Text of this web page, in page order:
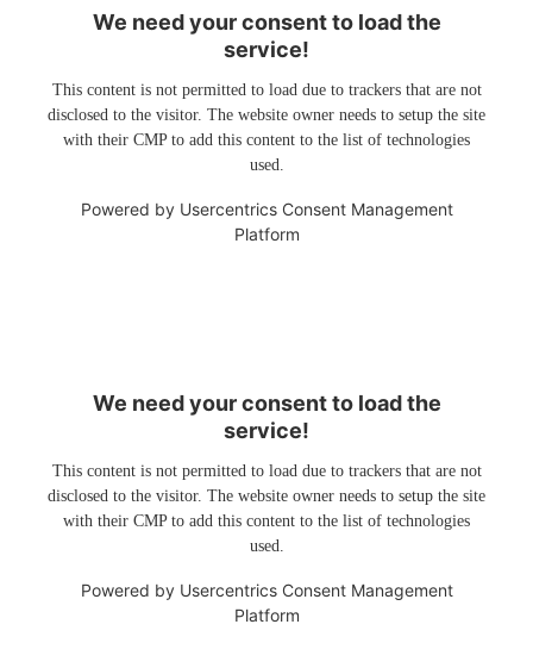
We need your consent to load the
service!
This content is not permitted to load due to trackers that are not
disclosed to the visitor. The website owner needs to setup the site
with their CMP to add this content to the list of technologies
used.
Powered by Usercentrics Consent Management
Platform
We need your consent to load the
service!
This content is not permitted to load due to trackers that are not
disclosed to the visitor. The website owner needs to setup the site
with their CMP to add this content to the list of technologies
used.
Powered by Usercentrics Consent Management
Platform